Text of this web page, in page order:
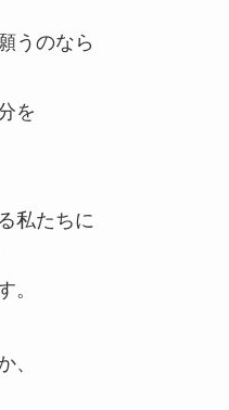
うのなら
を
私たちに
。
、